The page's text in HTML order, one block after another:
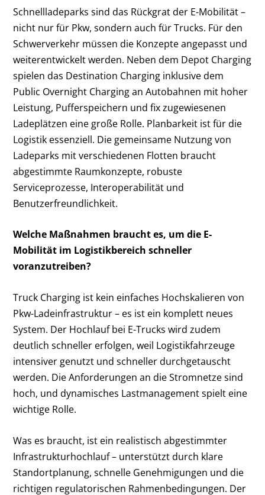
Schnellladeparks sind das Rückgrat der E-Mobilität –
nicht nur für Pkw, sondern auch für Trucks. Für den
Schwerverkehr müssen die Konzepte angepasst und
weiterentwickelt werden. Neben dem Depot Charging
spielen das Destination Charging inklusive dem
Public Overnight Charging an Autobahnen mit hoher
Leistung, Pufferspeichern und fix zugewiesenen
Ladeplätzen eine große Rolle. Planbarkeit ist für die
Logistik essenziell. Die gemeinsame Nutzung von
Ladeparks mit verschiedenen Flotten braucht
abgestimmte Raumkonzepte, robuste
Serviceprozesse, Interoperabilität und
Benutzerfreundlichkeit.
Welche Maßnahmen braucht es, um die E-
Mobilität im Logistikbereich schneller
voranzutreiben?
Truck Charging ist kein einfaches Hochskalieren von
Pkw-Ladeinfrastruktur – es ist ein komplett neues
System. Der Hochlauf bei E-Trucks wird zudem
deutlich schneller erfolgen, weil Logistikfahrzeuge
intensiver genutzt und schneller durchgetauscht
werden. Die Anforderungen an die Stromnetze sind
hoch, und dynamisches Lastmanagement spielt eine
wichtige Rolle.
Was es braucht, ist ein realistisch abgestimmter
Infrastrukturhochlauf – unterstützt durch klare
Standortplanung, schnelle Genehmigungen und die
richtigen regulatorischen Rahmenbedingungen. Der